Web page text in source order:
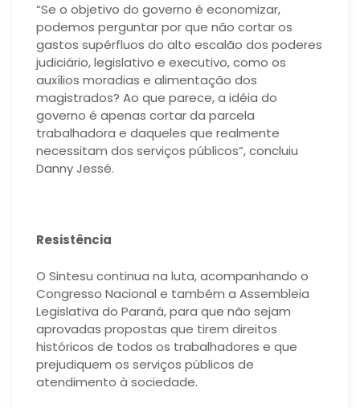
“Se o objetivo do governo é economizar,
podemos perguntar por que não cortar os
gastos supérfluos do alto escalão dos poderes
judiciário, legislativo e executivo, como os
auxílios moradias e alimentação dos
magistrados? Ao que parece, a idéia do
governo é apenas cortar da parcela
trabalhadora e daqueles que realmente
necessitam dos serviços públicos”, concluiu
Danny Jessé.
Resistência
O Sintesu continua na luta, acompanhando o
Congresso Nacional e também a Assembleia
Legislativa do Paraná, para que não sejam
aprovadas propostas que tirem direitos
históricos de todos os trabalhadores e que
prejudiquem os serviços públicos de
atendimento à sociedade.